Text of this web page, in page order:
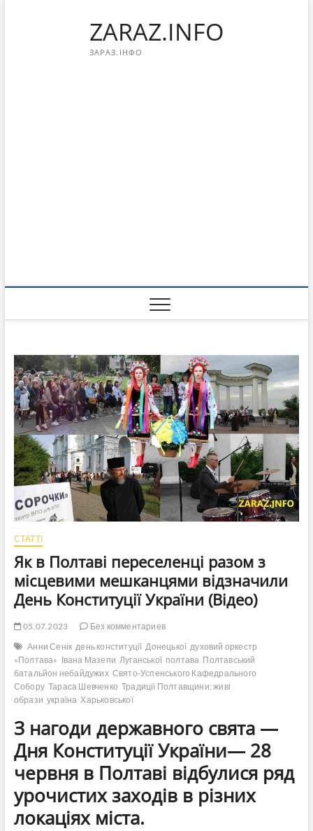
ZARAZ.INFO
ЗАРАЗ.ІНФО
СТАТТІ
Як в Полтаві переселенці разом з
місцевими мешканцями відзначили
День Конституції України (Відео)
05.07.2023
Без комментариев
Анни Сенік день конституції Донецької духовий оркестр
«Полтава» Івана Мазепи Луганської полтава Полтавський
батальйон небайдужих Свято-Успенського Кафедрального
Собору Тараса Шевченко Традиції Полтавщини: живі
образи україна Харьковської
З нагоди державного свята —
Дня Конституції України— 28
червня в Полтаві відбулися ряд
урочистих заходів в різних
локаціях міста.